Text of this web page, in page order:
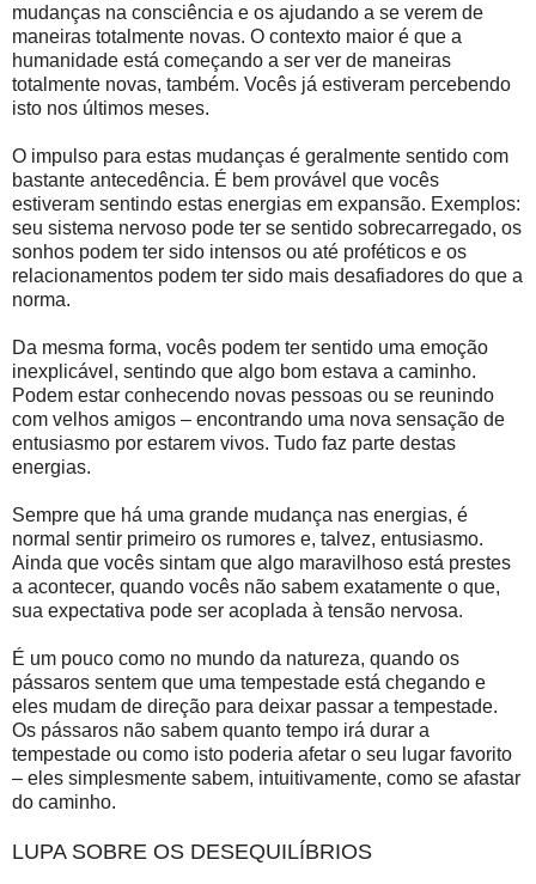
mudanças na consciência e os ajudando a se verem de
maneiras totalmente novas. O contexto maior é que a
humanidade está começando a ser ver de maneiras
totalmente novas, também. Vocês já estiveram percebendo
isto nos últimos meses.
O impulso para estas mudanças é geralmente sentido com
bastante antecedência. É bem provável que vocês
estiveram sentindo estas energias em expansão. Exemplos:
seu sistema nervoso pode ter se sentido sobrecarregado, os
sonhos podem ter sido intensos ou até proféticos e os
relacionamentos podem ter sido mais desafiadores do que a
norma.
Da mesma forma, vocês podem ter sentido uma emoção
inexplicável, sentindo que algo bom estava a caminho.
Podem estar conhecendo novas pessoas ou se reunindo
com velhos amigos – encontrando uma nova sensação de
entusiasmo por estarem vivos. Tudo faz parte destas
energias.
Sempre que há uma grande mudança nas energias, é
normal sentir primeiro os rumores e, talvez, entusiasmo.
Ainda que vocês sintam que algo maravilhoso está prestes
a acontecer, quando vocês não sabem exatamente o que,
sua expectativa pode ser acoplada à tensão nervosa.
É um pouco como no mundo da natureza, quando os
pássaros sentem que uma tempestade está chegando e
eles mudam de direção para deixar passar a tempestade.
Os pássaros não sabem quanto tempo irá durar a
tempestade ou como isto poderia afetar o seu lugar favorito
– eles simplesmente sabem, intuitivamente, como se afastar
do caminho.
LUPA SOBRE OS DESEQUILÍBRIOS